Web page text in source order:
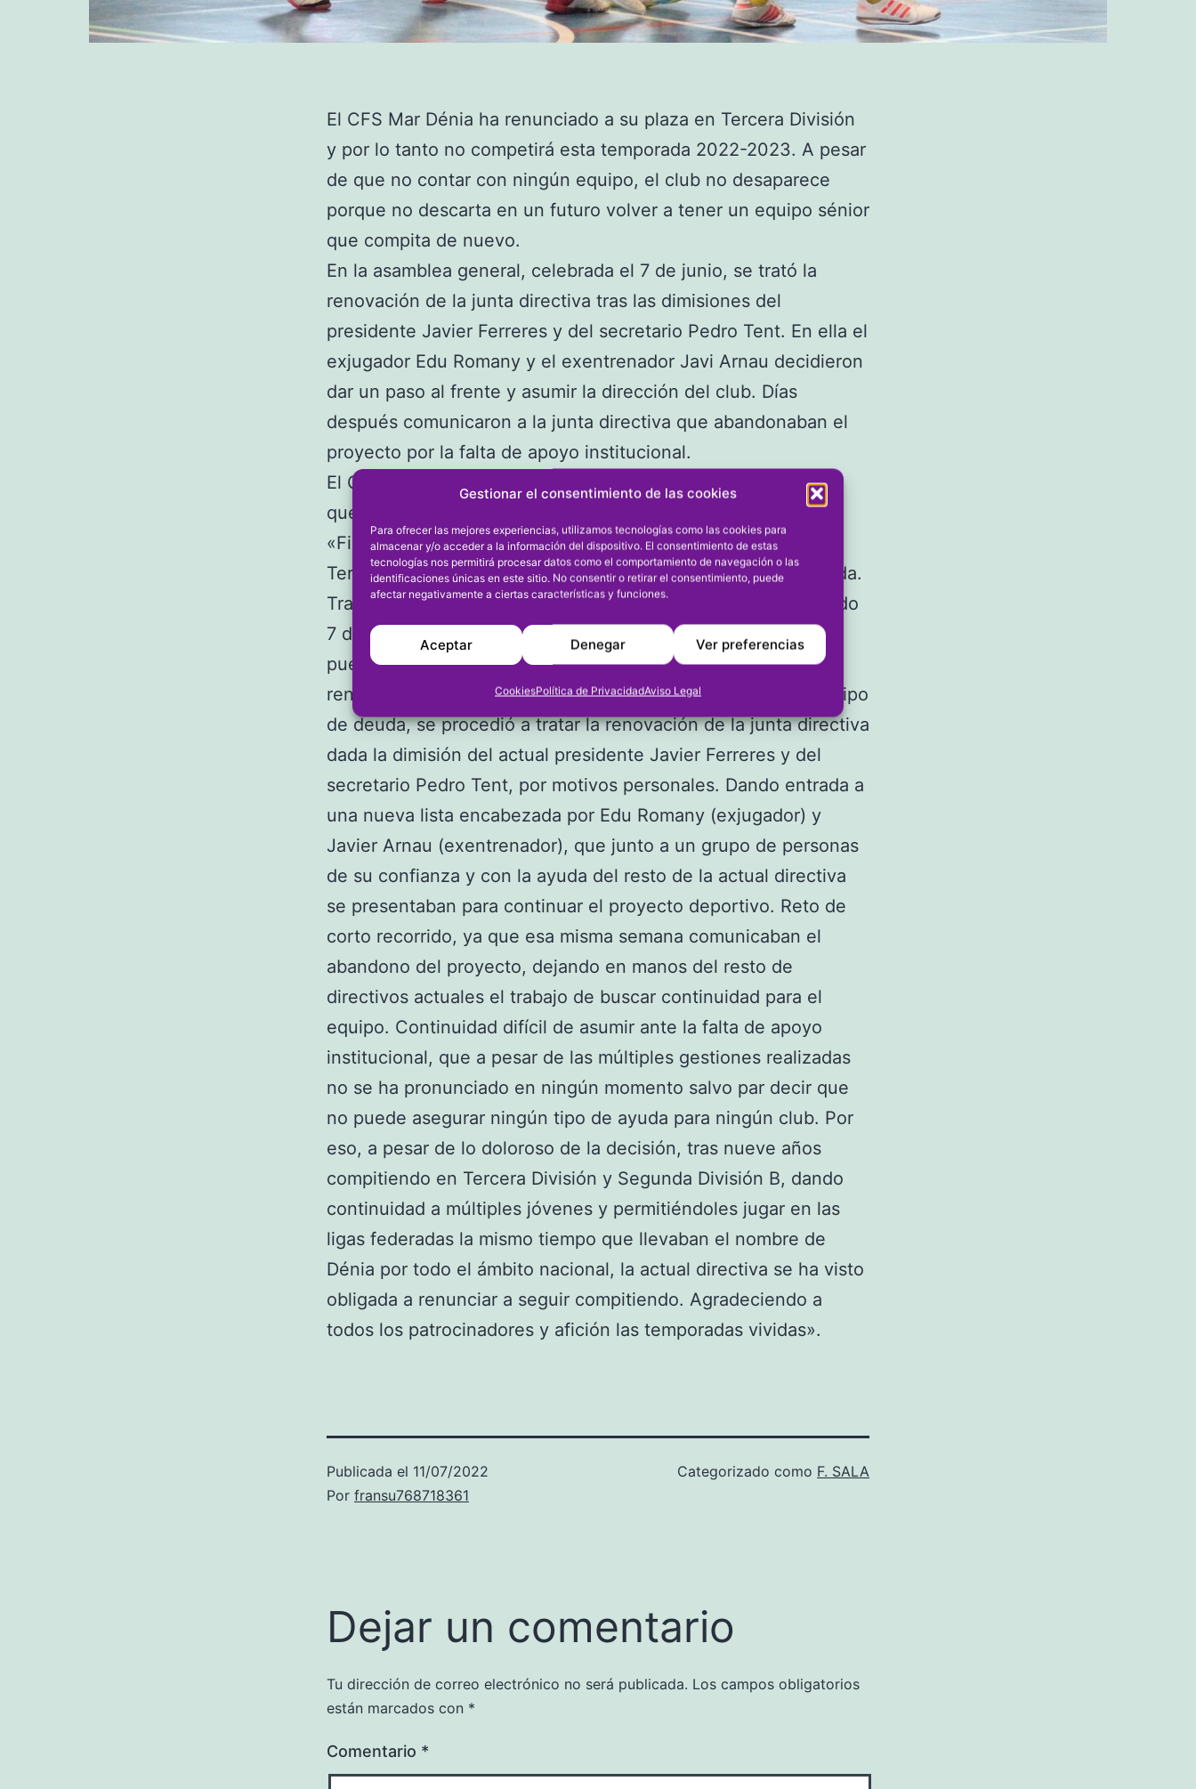
Gestionar el consentimiento de las cookies
Para ofrecer las mejores experiencias, utilizamos tecnologías como las cookies para
almacenar y/o acceder a la información del dispositivo. El consentimiento de estas
tecnologías nos permitirá procesar datos como el comportamiento de navegación o las
identificaciones únicas en este sitio. No consentir o retirar el consentimiento, puede
afectar negativamente a ciertas características y funciones.
Aceptar Denegar Ver preferencias
CookiesPolítica de PrivacidadAviso Legal
El CFS Mar Dénia ha renunciado a su plaza en Tercera División
y por lo tanto no competirá esta temporada 2022-2023. A pesar
de que no contar con ningún equipo, el club no desaparece
porque no descarta en un futuro volver a tener un equipo sénior
que compita de nuevo.
En la asamblea general, celebrada el 7 de junio, se trató la
renovación de la junta directiva tras las dimisiones del
presidente Javier Ferreres y del secretario Pedro Tent. En ella el
exjugador Edu Romany y el exentrenador Javi Arnau decidieron
dar un paso al frente y asumir la dirección del club. Días
después comunicaron a la junta directiva que abandonaban el
proyecto por la falta de apoyo institucional.
El CFS Mar Dénia por tal motivo emitió un comunicado en el
que expresaba lo siguiente:
«Finalmente el CFS Mar Dénia renunciará a su plaza en la
Tercera División Nacional y no competirá la próxima temporada.
Tras la celebración de la asamblea general celebrada el pasado
7 de junio, donde se mostraba la satisfacción por el noveno
puesto conseguido en la clasificación general en su año de
renovación y tras presentar el estado de cuentas sin ningún tipo
de deuda, se procedió a tratar la renovación de la junta directiva
dada la dimisión del actual presidente Javier Ferreres y del
secretario Pedro Tent, por motivos personales. Dando entrada a
una nueva lista encabezada por Edu Romany (exjugador) y
Javier Arnau (exentrenador), que junto a un grupo de personas
de su confianza y con la ayuda del resto de la actual directiva
se presentaban para continuar el proyecto deportivo. Reto de
corto recorrido, ya que esa misma semana comunicaban el
abandono del proyecto, dejando en manos del resto de
directivos actuales el trabajo de buscar continuidad para el
equipo. Continuidad difícil de asumir ante la falta de apoyo
institucional, que a pesar de las múltiples gestiones realizadas
no se ha pronunciado en ningún momento salvo par decir que
no puede asegurar ningún tipo de ayuda para ningún club. Por
eso, a pesar de lo doloroso de la decisión, tras nueve años
compitiendo en Tercera División y Segunda División B, dando
continuidad a múltiples jóvenes y permitiéndoles jugar en las
ligas federadas la mismo tiempo que llevaban el nombre de
Dénia por todo el ámbito nacional, la actual directiva se ha visto
obligada a renunciar a seguir compitiendo. Agradeciendo a
todos los patrocinadores y afición las temporadas vividas».
Publicada el 11/07/2022
Por fransu768718361
Categorizado como F. SALA
Dejar un comentario
Tu dirección de correo electrónico no será publicada. Los campos obligatorios
están marcados con *
Comentario *